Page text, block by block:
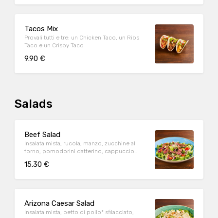
Tacos Mix
Provali tutti e tre: un Chicken Taco, un Ribs
Taco e un Crispy Taco
9.90 €
Salads
Beef Salad
Insalata mista, rucola, manzo, zucchine al
forno, pomodorini datterino, cappuccio
15.30 €
Arizona Caesar Salad
Insalata mista, petto di pollo* sfilacciato,